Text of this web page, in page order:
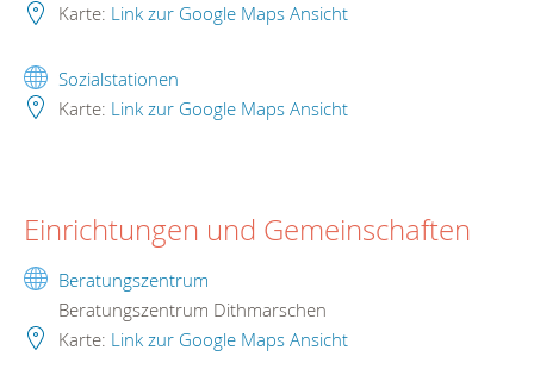
Karte: Link zur Google Maps Ansicht
Sozialstationen
Karte: Link zur Google Maps Ansicht
Einrichtungen und Gemeinschaften
Beratungszentrum
Beratungszentrum Dithmarschen
Karte: Link zur Google Maps Ansicht